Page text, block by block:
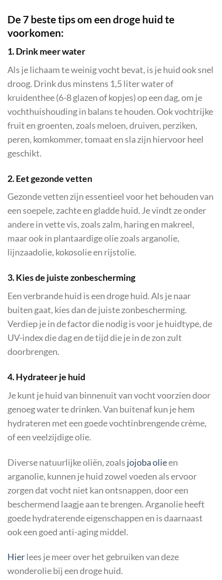
De 7 beste tips om een droge huid te
voorkomen:
1. Drink meer water
Als je lichaam te weinig vocht bevat, is je huid ook snel
droog. Drink dus minstens 1,5 liter water of
kruidenthee (6-8 glazen of kopjes) op een dag, om je
vochthuishouding in balans te houden. Ook vochtrijke
fruit en groenten, zoals meloen, druiven, perziken,
peren, komkommer, tomaat en sla zijn hiervoor heel
geschikt.
2. Eet gezonde vetten
Gezonde vetten zijn essentieel voor het behouden van
een soepele, zachte en gladde huid. Je vindt ze onder
andere in vette vis, zoals zalm, haring en makreel,
maar ook in plantaardige olie zoals arganolie,
lijnzaadolie, kokosolie en rijstolie.
3. Kies de juiste zonbescherming
Een verbrande huid is een droge huid. Als je naar
buiten gaat, kies dan de juiste zonbescherming.
Verdiep je in de factor die nodig is voor je huidtype, de
UV-index die dag en de tijd die je in de zon zult
doorbrengen.
4. Hydrateer je huid
Je kunt je huid van binnenuit van vocht voorzien door
genoeg water te drinken. Van buitenaf kun je hem
hydrateren met een goede vochtinbrengende crème,
of een veelzijdige olie.
Diverse natuurlijke oliën, zoals jojoba olieen
arganolie, kunnen je huid zowel voeden als ervoor
zorgen dat vocht niet kan ontsnappen, door een
beschermend laagje aan te brengen. Arganolie heeft
goede hydraterende eigenschappen en is daarnaast
ook een goed anti-aging middel.
Hierlees je meer over het gebruiken van deze
wonderolie bij een droge huid.